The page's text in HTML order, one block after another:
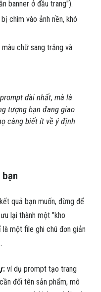
banner ở đầu trang").
chìm vào ảnh nền, khó
chữ sang trắng và
dài nhất, mà là
tượng bạn đang giao
càng biết ít về ý định
quả bạn muốn, đừng để
lại thành một "kho
một file ghi chú đơn giản
ví dụ prompt tạo trang
đổi tên sản phẩm, mô